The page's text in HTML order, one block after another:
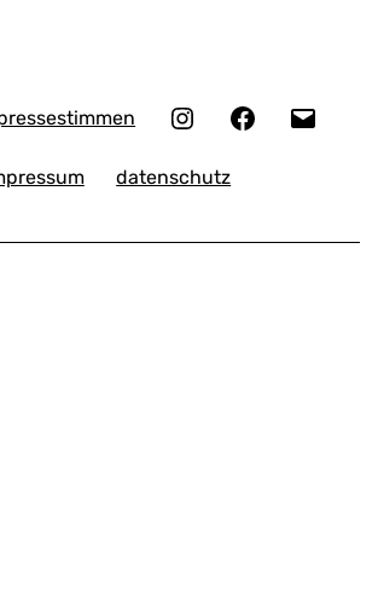
InstagramFacebook
datenschutz